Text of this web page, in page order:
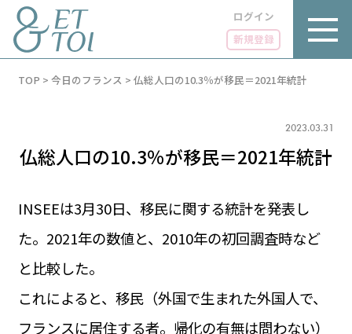
ログイン
新規登録
LUXE
グルメ
1€＝182.29円
お問い合わせ
TOP > 今日のフランス > 仏総人口の10.3％が移民＝2021年統計
2023.03.31
仏総人口の10.3％が移民＝2021年統計
INSEEは3月30日、移民に関する統計を発表し
た。2021年の数値と、2010年の初回調査時など
と比較した。
これによると、移民（外国で生まれた外国人で、
フランスに居住する者。帰化の有無は問わない）